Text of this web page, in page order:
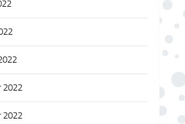
2022
2022